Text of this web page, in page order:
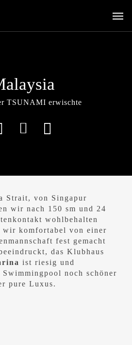
TSUNAMI erwischte
Strait, von Singapur
wir nach 150 sm und 24
wohlbehalten
wir komfortabel von einer
fest gemacht
das Klubhaus
ist riesig und
noch schöner
pure Luxus.